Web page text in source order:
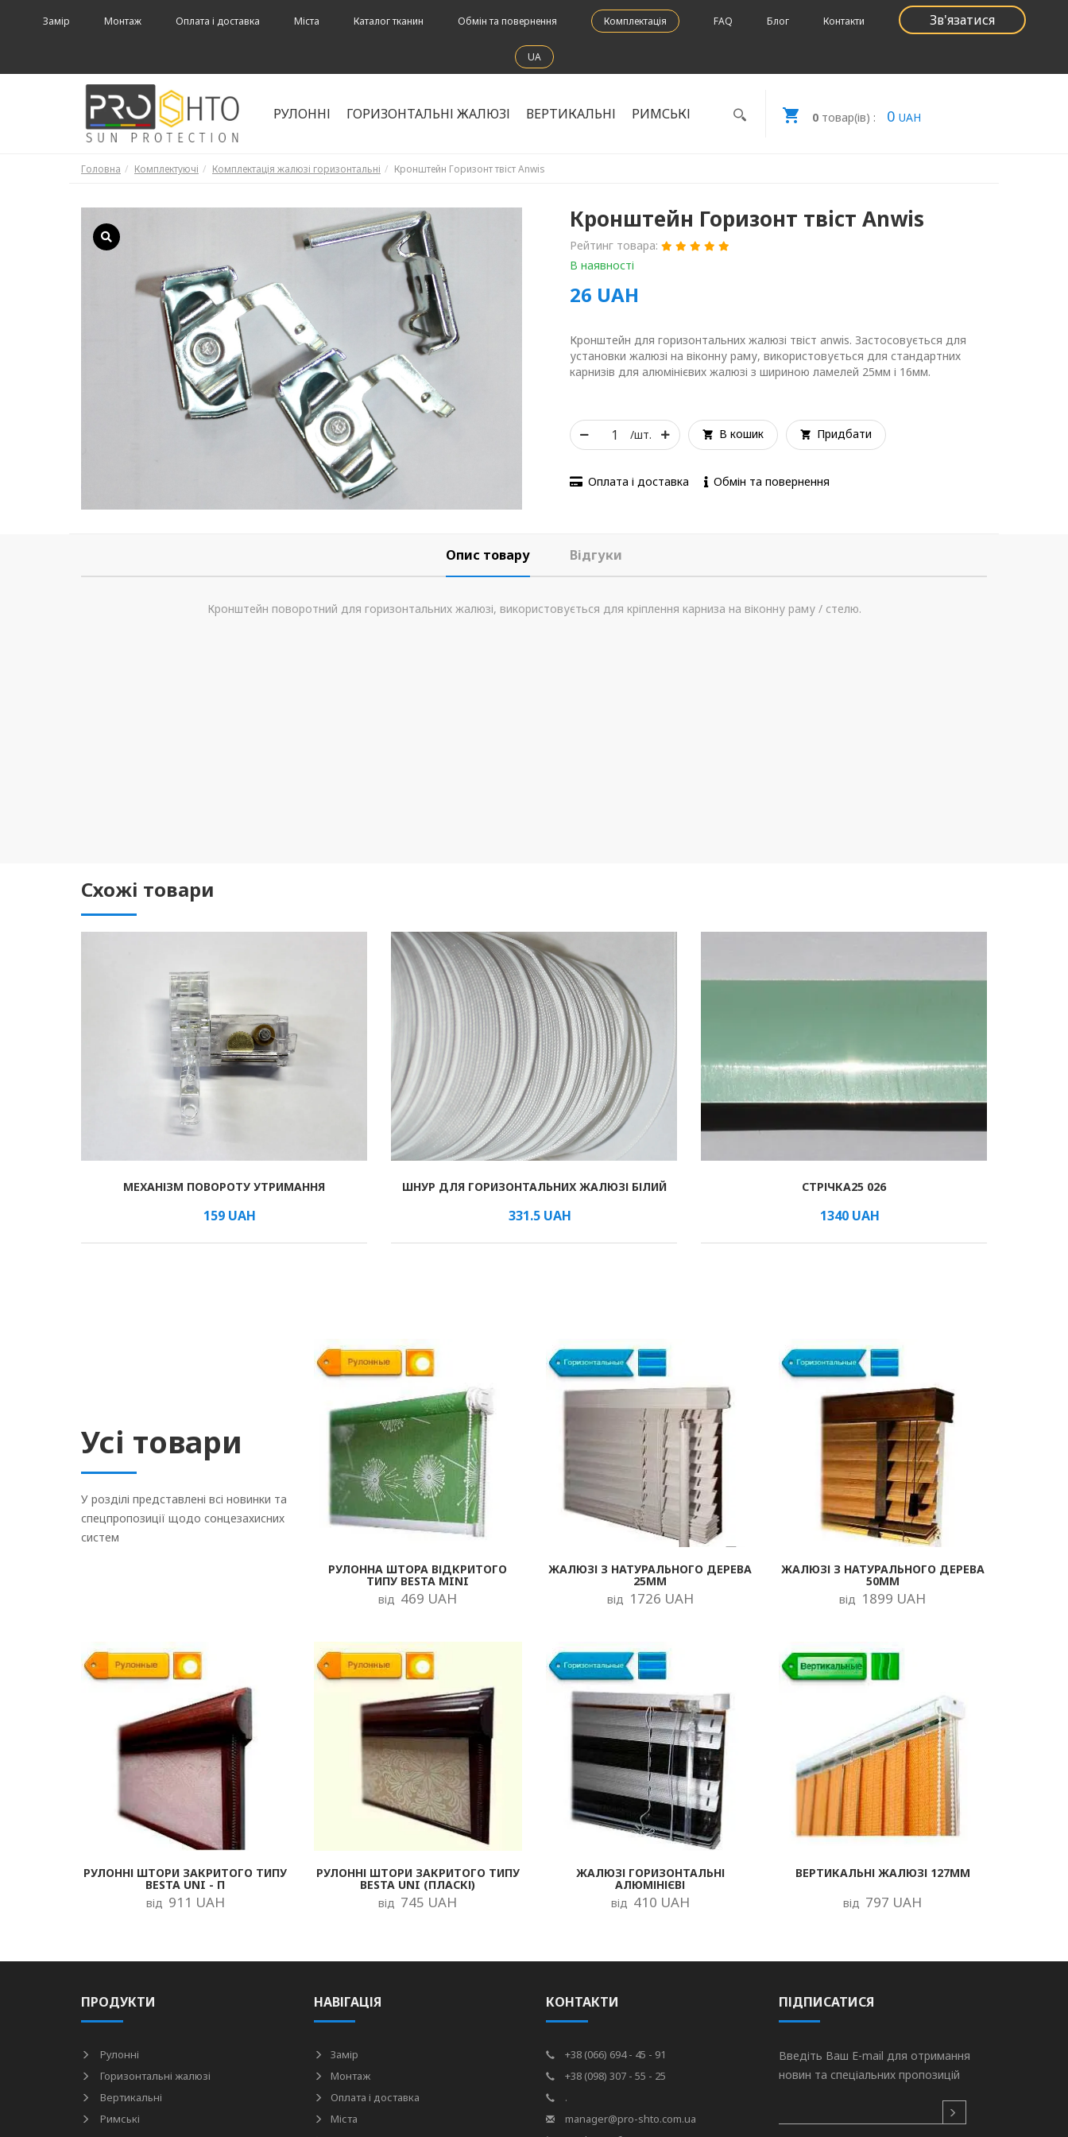
Замір Монтаж Оплата і доставка Міста Каталог тканин Обмін та повернення Комплектація FAQ Блог Контакти Зв'язатися
UA
РУЛОННІ ГОРИЗОНТАЛЬНІ ЖАЛЮЗІ ВЕРТИКАЛЬНІ РИМСЬКІ 0товар(ів) : 0 UAH
Головна Комплектуючі Комплектація жалюзі горизонтальні Кронштейн Горизонт твіст Anwis
Кронштейн Горизонт твіст Anwis
Рейтинг товара:
В наявності
26 UAH
Кронштейн для горизонтальних жалюзі твіст anwis. Застосовується для
установки жалюзі на віконну раму, використовується для стандартних
карнизів для алюмінієвих жалюзі з шириною ламелей 25мм і 16мм.
/шт. В кошик Придбати
Оплата і доставка Обмін та повернення
Опис товару Відгуки
Кронштейн поворотний для горизонтальних жалюзі, використовується для кріплення карниза на віконну раму / стелю.
Схожі товари
МЕХАНІЗМ ПОВОРОТУ УТРИМАННЯ
159 UAH
/м В КОШИК
ШНУР ДЛЯ ГОРИЗОНТАЛЬНИХ ЖАЛЮЗІ БІЛИЙ
331.5UAH
/мм В КОШИК
СТРІЧКА25 026
1340UAH
Усі товари
У розділі представлені всі новинки та
спецпропозиції щодо сонцезахисних
систем
РУЛОННА ШТОРА ВІДКРИТОГО
ТИПУ BESTA MINI
від 469 UAH
ЖАЛЮЗІ З НАТУРАЛЬНОГО ДЕРЕВА
25ММ
від 1726 UAH
ЖАЛЮЗІ З НАТУРАЛЬНОГО ДЕРЕВА
50ММ
від 1899 UAH
РУЛОННІ ШТОРИ ЗАКРИТОГО ТИПУ
BESTA UNI - П
від 911 UAH
РУЛОННІ ШТОРИ ЗАКРИТОГО ТИПУ
BESTA UNI (ПЛАСКІ)
від 745 UAH
ЖАЛЮЗІ ГОРИЗОНТАЛЬНІ
АЛЮМІНІЄВІ
від 410 UAH
ВЕРТИКАЛЬНІ ЖАЛЮЗІ 127ММ
від 797 UAH
ПРОДУКТИ
Рулонні
Горизонтальні жалюзі
Вертикальні
Римські
НАВІГАЦІЯ
Замір
Монтаж
Оплата і доставка
Міста
КОНТАКТИ
+38 (066) 694 - 45 - 91
+38 (098) 307 - 55 - 25
.
manager@pro-shto.com.ua
ПІДПИСАТИСЯ
Введіть Ваш E-mail для отримання
новин та спеціальних пропозицій